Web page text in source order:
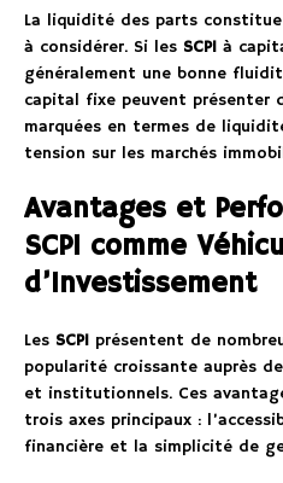
La liquidité des parts
à considérer. Si les SCPI à
généralement une bonne
capital fixe peuvent présenter
marquées en termes de
tension sur les marchés
Avantages et
SCPI comme
d’Investissement
Les SCPI présentent de
popularité croissante auprès
et institutionnels. Ces
trois axes principaux :
financière et la simplicité de